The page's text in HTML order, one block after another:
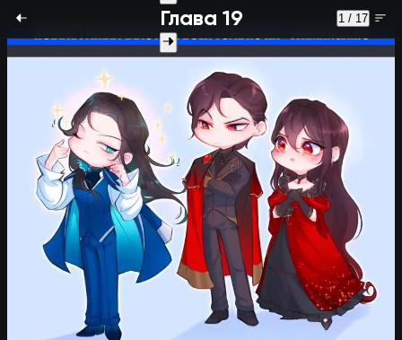
Глава 19 1 / 17